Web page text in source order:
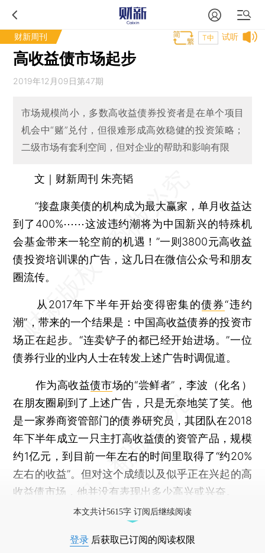
财新周刊 试听
T中
高收益债市场起步
2019年12月09日第47期
市场规模尚小，多数高收益债券投资者是在单个项目
机会中“赌”兑付，但很难形成高效稳健的投资策略；
二级市场有套利空间，但对企业的帮助和影响有限
文｜财新周刊 朱亮韬
“接盘康美债的机构成为最大赢家，单月收益达
到了400%⋯⋯这波违约潮将为中国新兴的特殊机
会基金带来一轮空前的机遇！”一则3800元高收益
债投资培训课的广告，这几日在微信公众号和朋友
圈流传。
从2017年下半年开始变得密集的债券“违约
潮”，带来的一个结果是：中国高收益债券的投资市
场正在起步。“连卖铲子的都已经开始进场。”一位
债券行业的业内人士在转发上述广告时调侃道。
作为高收益债市场的“尝鲜者”，李波（化名）
在朋友圈刷到了上述广告，只是无奈地笑了笑。他
是一家券商资管部门的债券研究员，其团队在2018
年下半年成立一只主打高收益债的资管产品，规模
约1亿元，到目前一年左右的时间里取得了“约20%
左右的收益”。但对这个成绩以及似乎正在兴起的高
收益债市场，他并没有表现出多少高兴或兴奋。
本文共计5615字 订阅后继续阅读
登录 后获取已订阅的阅读权限